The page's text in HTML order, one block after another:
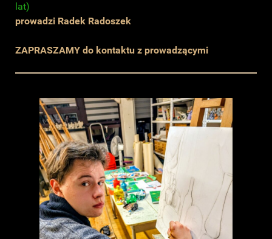
lat)
prowadzi Radek Radoszek
ZAPRASZAMY do kontaktu z prowadzącymi